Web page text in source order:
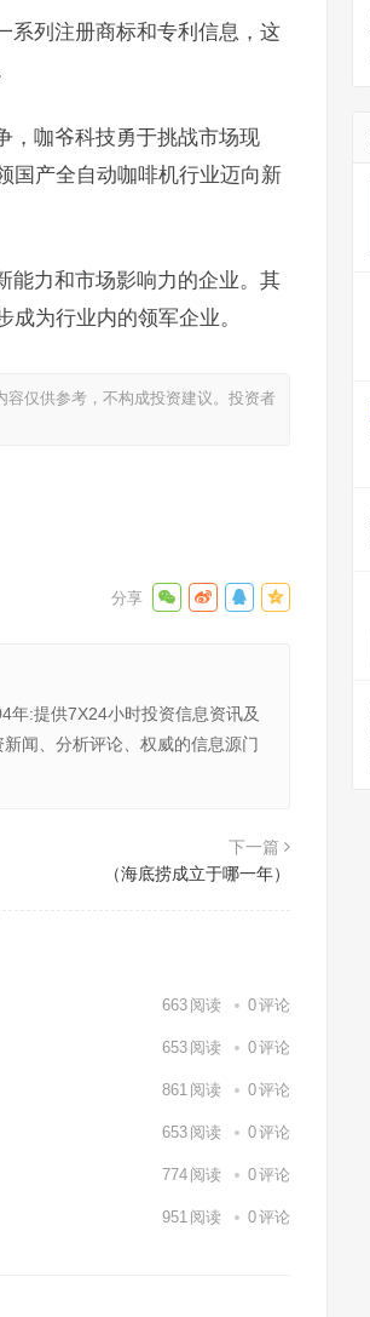
系列注册商标和专利信息，这
，咖爷科技勇于挑战市场现
国产全自动咖啡机行业迈向新
能力和市场影响力的企业。其
为行业内的领军企业。
仅供参考，不构成投资建议。投资者
年:提供7X24小时投资信息资讯及
闻、分析评论、权威的信息源门
下一篇
（海底捞成立于哪一年）
663 阅读 0评论
653 阅读 0评论
861 阅读 0评论
653 阅读 0评论
774 阅读 0评论
951 阅读 0评论